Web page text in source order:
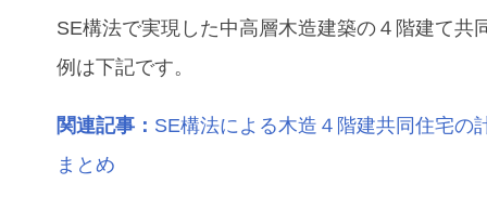
SE構法で実現した中高層木造建築の４階建て共
例は下記です。
関連記事： SE構法による木造４階建共同住宅の
まとめ